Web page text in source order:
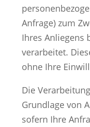
Anfrage) zum
Ihres Anliegens
verarbeitet.
ohne Ihre
Die
Grundlage von
sofern Ihre